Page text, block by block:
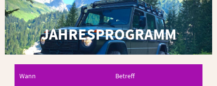
JAHRESPROGRAMM
Wann Betreff